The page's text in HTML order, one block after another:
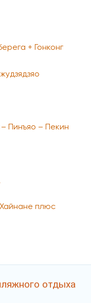
+ Гонконг
Пинъяо – Пекин
плюс
отдыха